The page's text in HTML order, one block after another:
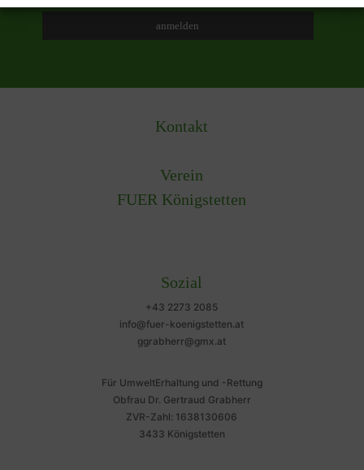
Kontakt
Verein
FUER Königstetten
Sozial
+43 2273 2085
info@fuer-koenigstetten.at
ggrabherr@gmx.at
Für UmweltErhaltung und -Rettung
Obfrau Dr. Gertraud Grabherr
ZVR-Zahl: 1638130606
3433 Königstetten